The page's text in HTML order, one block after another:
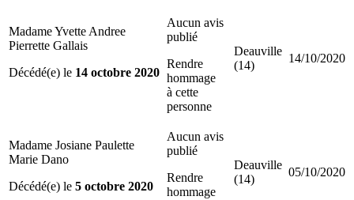
Madame Yvette Andree
Pierrette Gallais
Décédé(e) le 14 octobre 2020
Aucun avis
publié
Rendre
hommage
à cette
personne
Deauville
(14)
14/10/2020
Madame Josiane Paulette
Marie Dano
Décédé(e) le 5 octobre 2020
Aucun avis
publié
Rendre
hommage
Deauville
(14)
05/10/2020